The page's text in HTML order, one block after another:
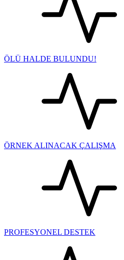
ÖLÜ HALDE BULUNDU!
ÖRNEK ALINACAK ÇALIŞMA
PROFESYONEL DESTEK